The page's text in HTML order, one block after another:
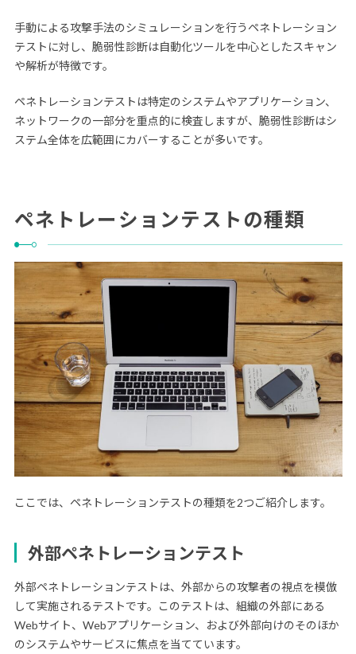
手動による攻撃手法のシミュレーションを行うペネトレーション
テストに対し、脆弱性診断は自動化ツールを中心としたスキャン
や解析が特徴です。
ペネトレーションテストは特定のシステムやアプリケーション、
ネットワークの一部分を重点的に検査しますが、脆弱性診断はシ
ステム全体を広範囲にカバーすることが多いです。
ペネトレーションテストの種類
ここでは、ペネトレーションテストの種類を2つご紹介します。
外部ペネトレーションテスト
外部ペネトレーションテストは、外部からの攻撃者の視点を模倣
して実施されるテストです。このテストは、組織の外部にある
Webサイト、Webアプリケーション、および外部向けのそのほか
のシステムやサービスに焦点を当てています。